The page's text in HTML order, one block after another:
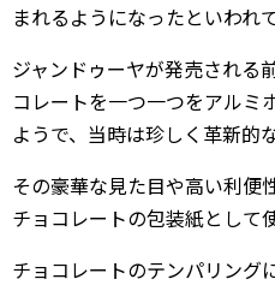
まれるようになったといわれ
ジャンドゥーヤが発売される
コレートを一つ一つをアルミ
ようで、当時は珍しく革新的
その豪華な見た目や高い利便
チョコレートの包装紙として
チョコレートのテンパリング